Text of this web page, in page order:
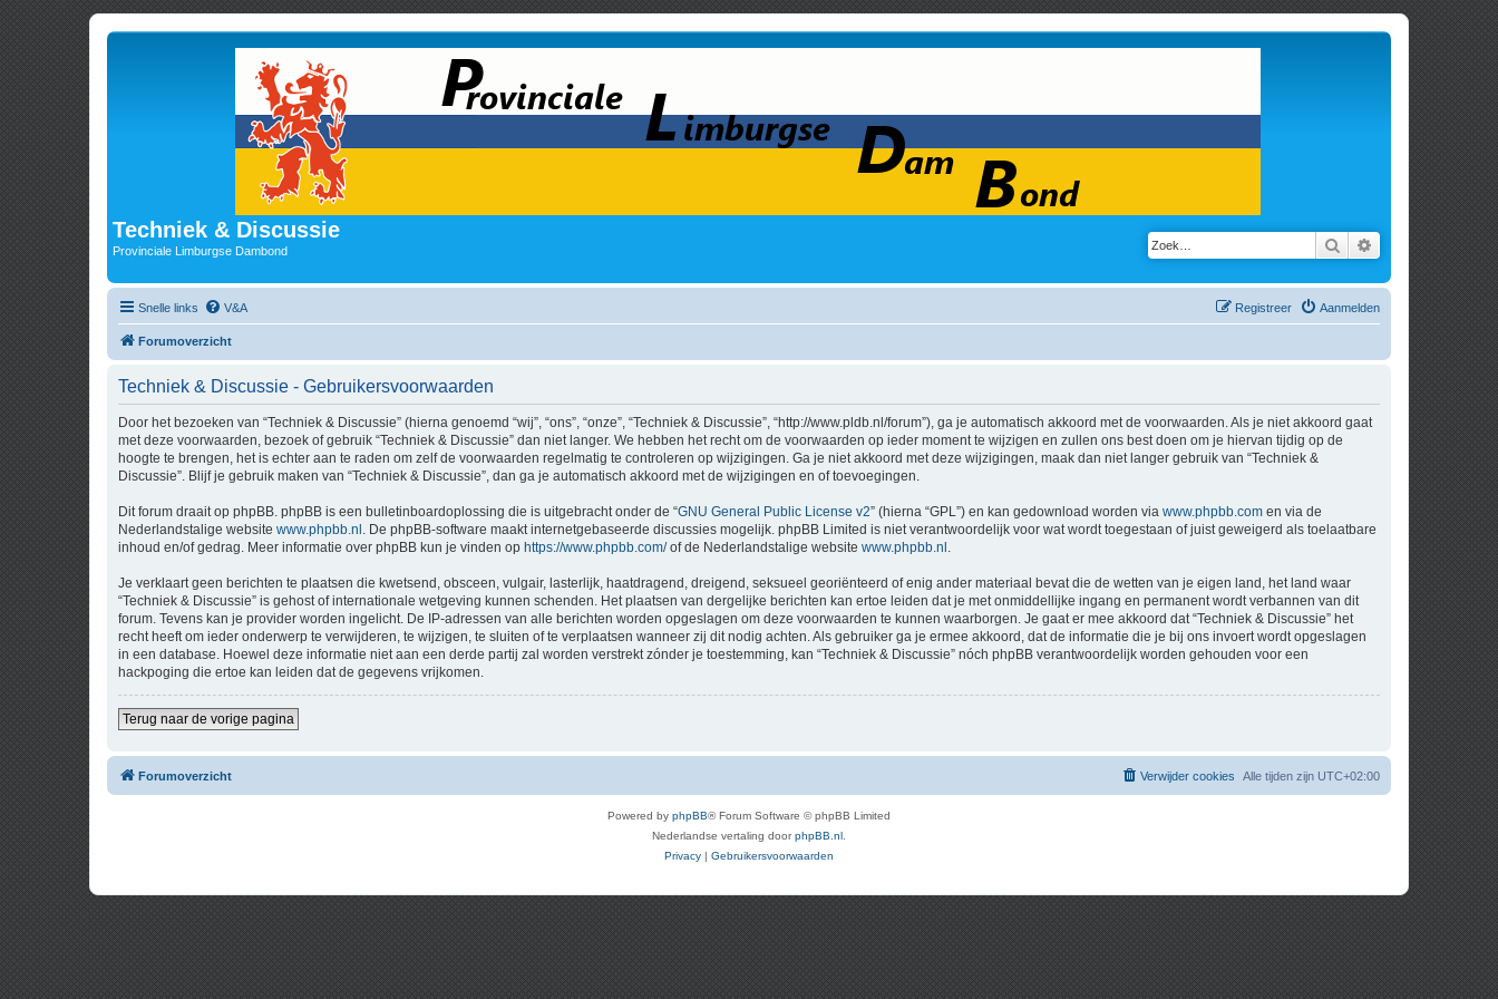
Techniek & Discussie
Provinciale Limburgse Dambond Zoek Uitgebreid zoeken
Snelle links V&A Aanmelden
Registreer
Forumoverzicht
Techniek & Discussie - Gebruikersvoorwaarden
Door het bezoeken van “Techniek & Discussie” (hierna genoemd “wij”, “ons”, “onze”, “Techniek & Discussie”, “http://www.pldb.nl/forum”), ga je automatisch akkoord met de voorwaarden. Als je niet akkoord gaat
met deze voorwaarden, bezoek of gebruik “Techniek & Discussie” dan niet langer. We hebben het recht om de voorwaarden op ieder moment te wijzigen en zullen ons best doen om je hiervan tijdig op de
hoogte te brengen, het is echter aan te raden om zelf de voorwaarden regelmatig te controleren op wijzigingen. Ga je niet akkoord met deze wijzigingen, maak dan niet langer gebruik van “Techniek &
Discussie”. Blijf je gebruik maken van “Techniek & Discussie”, dan ga je automatisch akkoord met de wijzigingen en of toevoegingen.
Dit forum draait op phpBB. phpBB is een bulletinboardoplossing die is uitgebracht onder de “GNU General Public License v2” (hierna “GPL”) en kan gedownload worden via www.phpbb.com en via de
Nederlandstalige website www.phpbb.nl . De phpBB-software maakt internetgebaseerde discussies mogelijk. phpBB Limited is niet verantwoordelijk voor wat wordt toegestaan of juist geweigerd als toelaatbare
inhoud en/of gedrag. Meer informatie over phpBB kun je vinden op https://www.phpbb.com/of de Nederlandstalige website www.phpbb.nl
Je verklaart geen berichten te plaatsen die kwetsend, obsceen, vulgair, lasterlijk, haatdragend, dreigend, seksueel georiënteerd of enig ander materiaal bevat die de wetten van je eigen land, het land waar
“Techniek & Discussie” is gehost of internationale wetgeving kunnen schenden. Het plaatsen van dergelijke berichten kan ertoe leiden dat je met onmiddellijke ingang en permanent wordt verbannen van dit
forum. Tevens kan je provider worden ingelicht. De IP-adressen van alle berichten worden opgeslagen om deze voorwaarden te kunnen waarborgen. Je gaat er mee akkoord dat “Techniek & Discussie” het
recht heeft om ieder onderwerp te verwijderen, te wijzigen, te sluiten of te verplaatsen wanneer zij dit nodig achten. Als gebruiker ga je ermee akkoord, dat de informatie die je bij ons invoert wordt opgeslagen
in een database. Hoewel deze informatie niet aan een derde partij zal worden verstrekt zónder je toestemming, kan “Techniek & Discussie” nóch phpBB verantwoordelijk worden gehouden voor een
hackpoging die ertoe kan leiden dat de gegevens vrijkomen.
Terug naar de vorige pagina
Forumoverzicht Alle tijden zijn UTC+02:00
Verwijder cookies
Powered by phpBB® Forum Software © phpBB Limited
Nederlandse vertaling doorphpBB.nl
Privacy | Gebruikersvoorwaarden